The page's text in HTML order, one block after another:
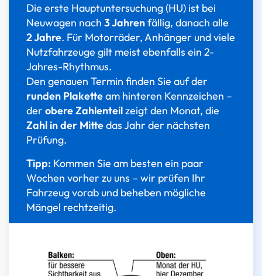
Die erste Hauptuntersuchung (HU) ist bei
Neuwagen nach 3 Jahrenfällig, danach alle
2 Jahre. Für Motorräder, Anhänger und viele
Nutzfahrzeuge gilt meist ebenfalls ein 2-
Jahres-Rhythmus.
Den genauen Termin finden Sie auf der
runden Plaketteam hinteren Kennzeichen –
der obere Zahlenteilzeigt den Monat, die
Zahl in der Mittedas Jahr der nächsten
Prüfung.
Tipp: Kommen Sie am besten ein paar
Wochen vorher zu uns – wir prüfen Ihr
Fahrzeug vorab und beheben mögliche
Mängel rechtzeitig.